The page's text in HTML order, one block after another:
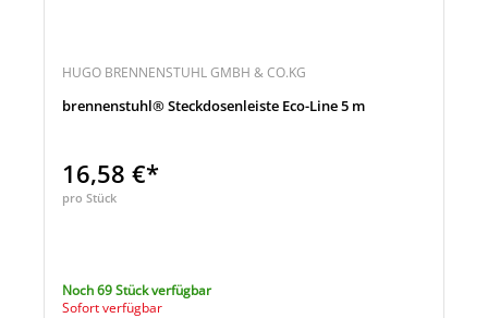
HUGO BRENNENSTUHL GMBH & CO.KG
brennenstuhl® Steckdosenleiste Eco-Line 5 m
16,58 €*
pro Stück
Noch 69 Stück verfügbar
Sofort verfügbar